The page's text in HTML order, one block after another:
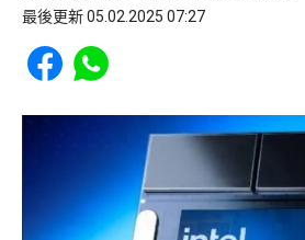
最後更新 05.02.2025 07:27
Share to Facebook
Share to WhatsApp